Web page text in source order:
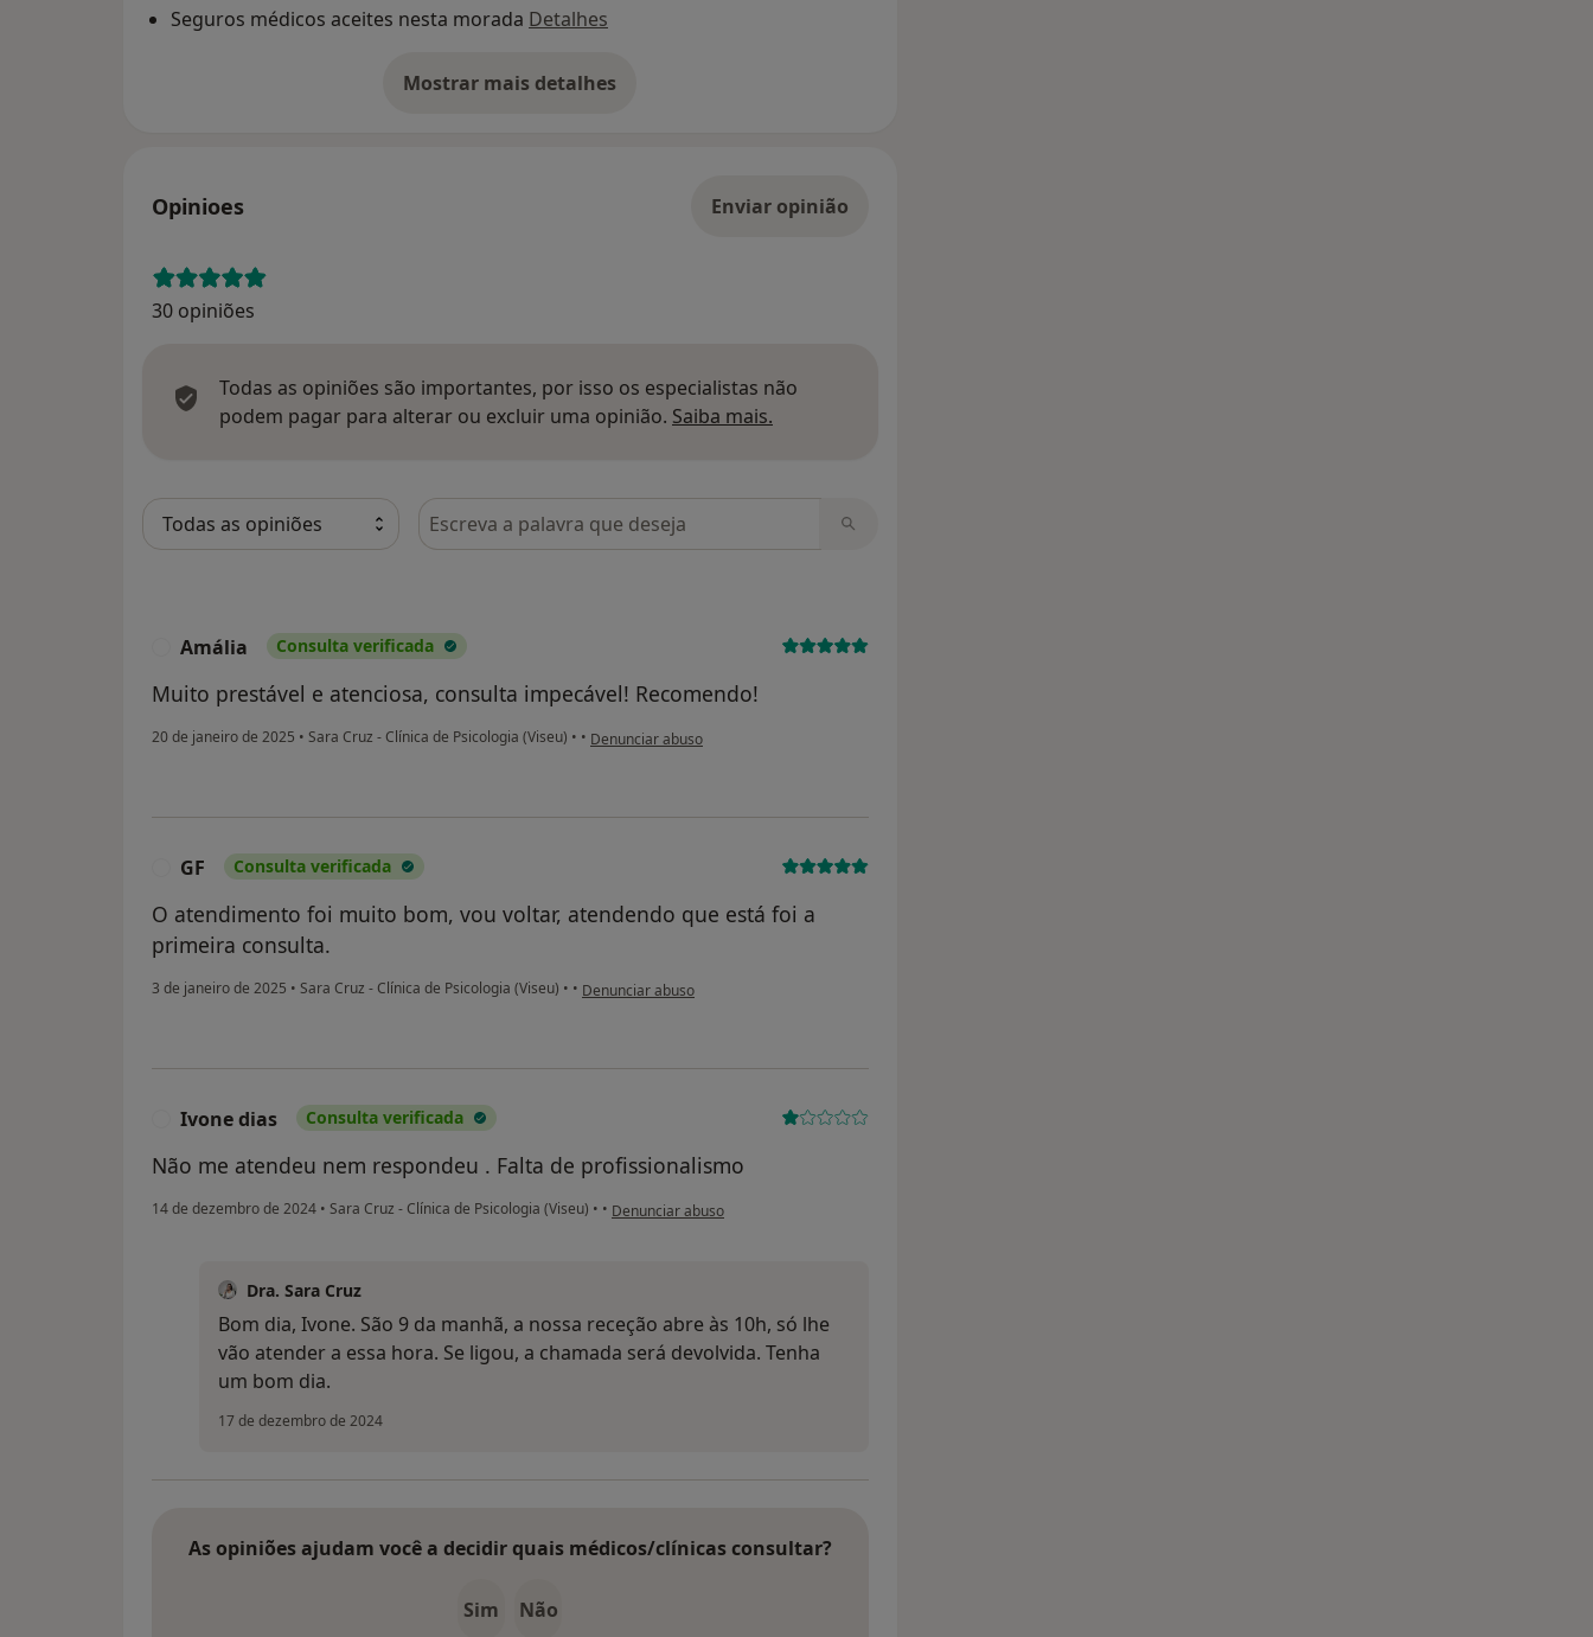
Seguros médicos aceites nesta morada Detalhes
Mostrar mais detalhes
sobre o endereço
Opinioes Enviar opinião
30 opiniões
Todas as opiniões são importantes, por isso os especialistas não
podem pagar para alterar ou excluir uma opinião. Saiba mais.
Pesquisar em opiniões
Amália Consulta verificada
Muito prestável e atenciosa, consulta impecável! Recomendo!
20 de janeiro de 2025 • Sara Cruz - Clínica de Psicologia (Viseu) • • na opinião do utilizador Amália
Denunciar abuso
GF Consulta verificada
O atendimento foi muito bom, vou voltar, atendendo que está foi a
primeira consulta.
3 de janeiro de 2025 • Sara Cruz - Clínica de Psicologia (Viseu) • • na opinião do utilizador GF
Denunciar abuso
Ivone dias Consulta verificada
Não me atendeu nem respondeu . Falta de profissionalismo
14 de dezembro de 2024 • Sara Cruz - Clínica de Psicologia (Viseu) • • na opinião do utilizador Ivone dias
Denunciar abuso
Dra. Sara Cruz
Bom dia, Ivone. São 9 da manhã, a nossa receção abre às 10h, só lhe
vão atender a essa hora. Se ligou, a chamada será devolvida. Tenha
um bom dia.
17 de dezembro de 2024
As opiniões ajudam você a decidir quais médicos/clínicas consultar?
Sim Não